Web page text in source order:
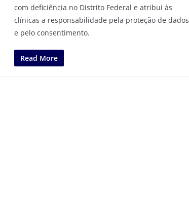
com deficiência no Distrito Federal e atribui às
clínicas a responsabilidade pela proteção de dados
e pelo consentimento.
Read More